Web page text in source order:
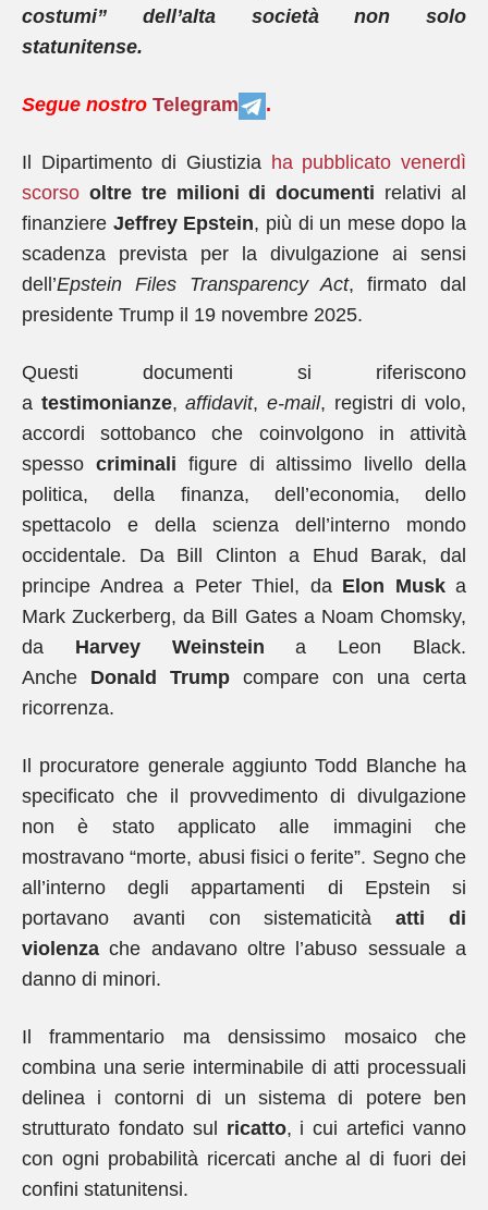
costumi” dell’alta società non solo
statunitense.
Segue nostro Telegram .
Il Dipartimento di Giustizia ha pubblicato venerdì
scorso oltre tre milioni di documenti relativi al
finanziere Jeffrey Epstein, più di un mese dopo la
scadenza prevista per la divulgazione ai sensi
dell’Epstein Files Transparency Act, firmato dal
presidente Trump il 19 novembre 2025.
Questi documenti si riferiscono
a testimonianze,affidavit,e-mail, registri di volo,
accordi sottobanco che coinvolgono in attività
spesso criminali figure di altissimo livello della
politica, della finanza, dell’economia, dello
spettacolo e della scienza dell’interno mondo
occidentale. Da Bill Clinton a Ehud Barak, dal
principe Andrea a Peter Thiel, da Elon Muska
Mark Zuckerberg, da Bill Gates a Noam Chomsky,
da Harvey Weinstein a Leon Black.
Anche Donald Trump compare con una certa
ricorrenza.
Il procuratore generale aggiunto Todd Blanche ha
specificato che il provvedimento di divulgazione
non è stato applicato alle immagini che
mostravano “morte, abusi fisici o ferite”. Segno che
all’interno degli appartamenti di Epstein si
portavano avanti con sistematicitàatti di
violenza che andavano oltre l’abuso sessuale a
danno di minori.
Il frammentario ma densissimo mosaico che
combina una serie interminabile di atti processuali
delinea i contorni di un sistema di potere ben
strutturato fondato sul ricatto, i cui artefici vanno
con ogni probabilità ricercati anche al di fuori dei
confini statunitensi.